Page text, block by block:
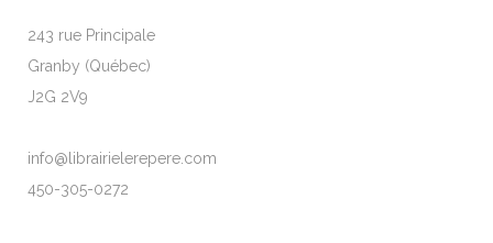
243 rue Principale
Granby (Québec)
J2G 2V9
info@librairielerepere.com
450-305-0272